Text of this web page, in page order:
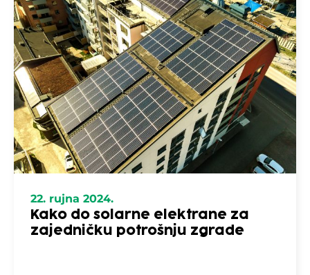
22. rujna 2024.
Kako do solarne elektrane za
zajedničku potrošnju zgrade